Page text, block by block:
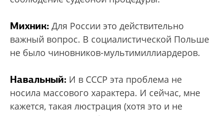
Михник: Для России это действительно
важный вопрос. В социалистической Польше
не было чиновников-мультимиллиардеров.
Навальный: И в СССР эта проблема не
носила массового характера. И сейчас, мне
кажется, такая люстрация (хотя это и не